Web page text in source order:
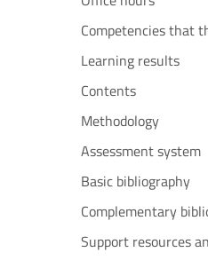
Competencies that
Learning results
Contents
Methodology
Assessment system
Basic bibliography
Complementary
Support resources